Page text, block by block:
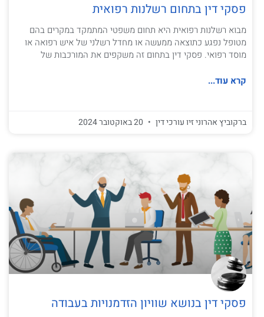
פסקי דין בתחום רשלנות רפואית
מבוא רשלנות רפואית היא תחום משפטי המתמקד במקרים בהם
מטופל נפגע כתוצאה ממעשה או מחדל רשלני של איש רפואה או
מוסד רפואי. פסקי דין בתחום זה משקפים את המורכבות של
קרא עוד...
ברקוביץ אהרוני זיו עורכי דין
פסקי דין בנושא שוויון הזדמנויות בעבודה